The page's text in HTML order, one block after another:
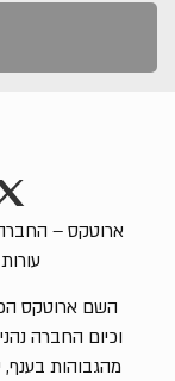
ארוטקס – החברה
השם ארוטקס
וכיום החברה
מהגבוהות בענף,